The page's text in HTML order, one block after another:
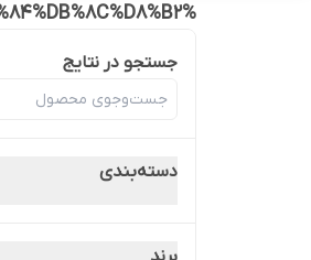
%D8%A7%D8%AA%D9%88%20%D9%85%D9%88%20%D9%85%DB%8C%D9%86%DB%8C%20%D9%84%DB%8C%D8%B2
جستجو در نتایج
دسته‌بندی